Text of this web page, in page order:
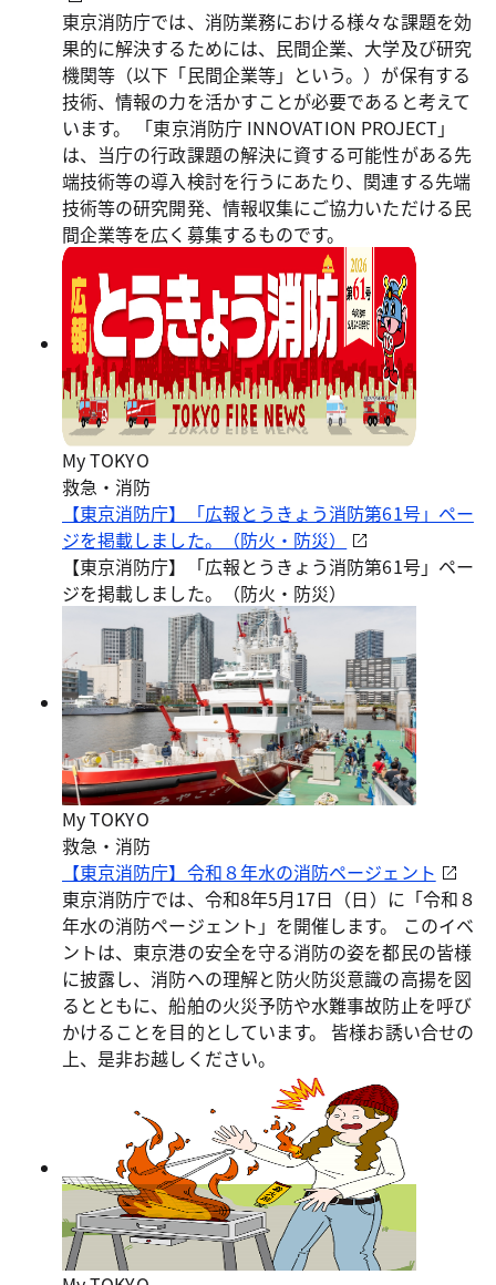
東京消防庁では、消防業務における様々な課題を効
果的に解決するためには、民間企業、大学及び研究
機関等（以下「民間企業等」という。）が保有する
技術、情報の力を活かすことが必要であると考えて
います。 「東京消防庁 INNOVATION PROJECT」
は、当庁の行政課題の解決に資する可能性がある先
端技術等の導入検討を行うにあたり、関連する先端
技術等の研究開発、情報収集にご協力いただける民
間企業等を広く募集するものです。
My TOKYO
救急・消防
【東京消防庁】「広報とうきょう消防第61号」ペー
ジを掲載しました。（防火・防災）
【東京消防庁】「広報とうきょう消防第61号」ペー
ジを掲載しました。（防火・防災）
My TOKYO
救急・消防
【東京消防庁】令和８年水の消防ページェント
東京消防庁では、令和8年5月17日（日）に「令和８
年水の消防ページェント」を開催します。 このイベ
ントは、東京港の安全を守る消防の姿を都民の皆様
に披露し、消防への理解と防火防災意識の高揚を図
るとともに、船舶の火災予防や水難事故防止を呼び
かけることを目的としています。 皆様お誘い合せの
上、是非お越しください。